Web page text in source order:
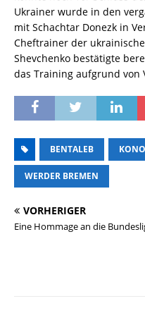
Ukrainer wurde in den
mit Schachtar Donezk in
Cheftrainer der
Shevchenko bestätigte
das Training aufgrund von
BENTALEB
WERDER BREMEN
VORHERIGER
Eine Hommage an die